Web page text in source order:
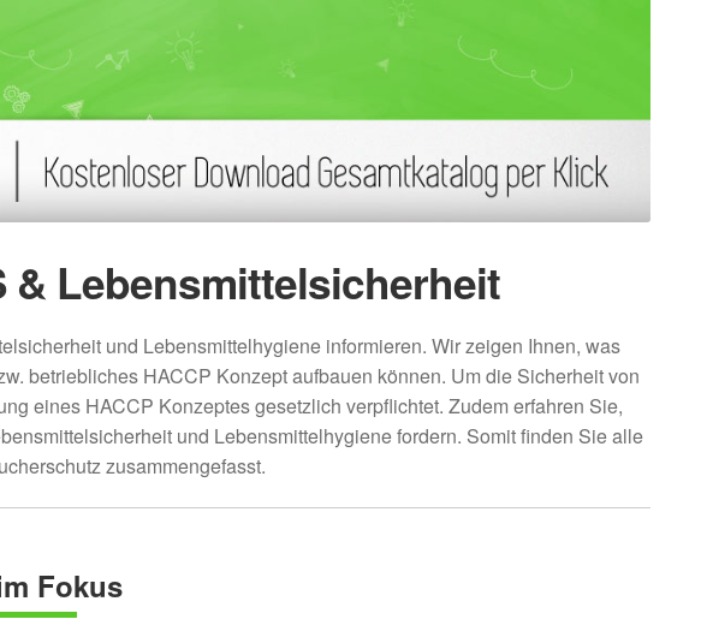
& Lebensmittelsicherheit
und Lebensmittelhygiene informieren. Wir zeigen Ihnen, was
betriebliches HACCP Konzept aufbauen können. Um die Sicherheit von
eines HACCP Konzeptes gesetzlich verpflichtet. Zudem erfahren Sie,
und Lebensmittelhygiene fordern. Somit finden Sie alle
zusammengefasst.
Fokus